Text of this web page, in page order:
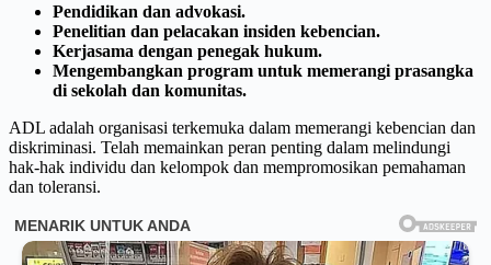
Pendidikan dan advokasi.
Penelitian dan pelacakan insiden kebencian.
Kerjasama dengan penegak hukum.
Mengembangkan program untuk memerangi prasangka
di sekolah dan komunitas.
ADL adalah organisasi terkemuka dalam memerangi kebencian dan
diskriminasi. Telah memainkan peran penting dalam melindungi
hak-hak individu dan kelompok dan mempromosikan pemahaman
dan toleransi.